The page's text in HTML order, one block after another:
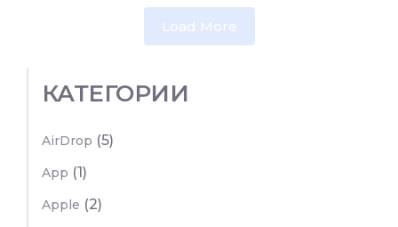
Load More
КАТЕГОРИИ
AirDrop (5)
App (1)
Apple (2)